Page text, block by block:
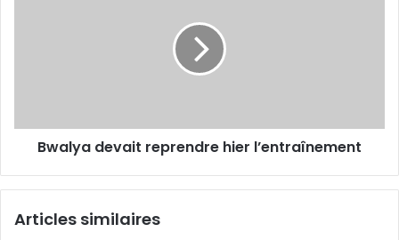
Bwalya devait reprendre hier l’entraînement
Articles similaires